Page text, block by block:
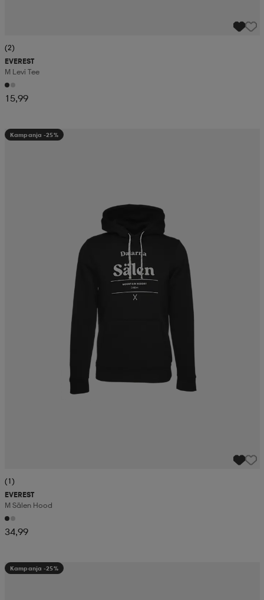
(2)
EVEREST
M Levi Tee
15,99
Kampanja -25%
(1)
EVEREST
M Sälen Hood
34,99
Kampanja -25%